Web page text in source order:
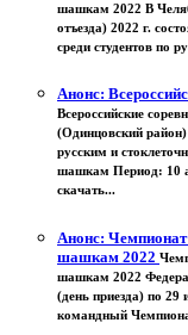
шашкам 2022 В
отъезда) 2022 г.
среди студентов по
Анонс:
Всероссийские
(Одинцовский район)
русским и
шашкам Период: 10
скачать...
Анонс:
шашкам 2022
шашкам 2022
(день приезда) по 29
командный